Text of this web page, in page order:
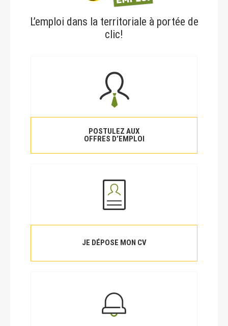
L’emploi dans la territoriale à portée de
clic!
POSTULEZ AUX
OFFRES D’EMPLOI
JE DÉPOSE MON CV